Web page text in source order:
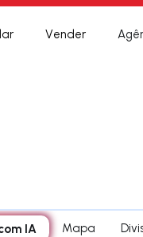
Vender
IA Mapa